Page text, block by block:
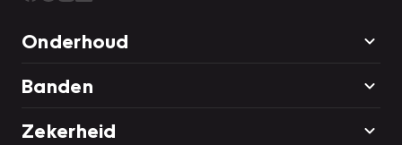
Onderhoud
Banden
Zekerheid